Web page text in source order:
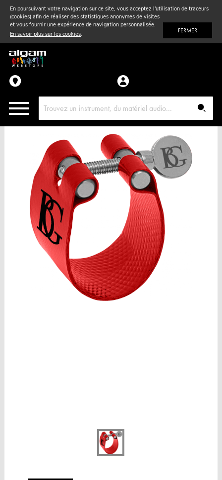
En poursuivant votre navigation sur ce site, vous acceptez l'utilisation de traceurs
(cookies) afin de réaliser des statistiques anonymes de visites
et vous fournir une expérience de navigation personnalisée.
En savoir plus sur les cookies. FERMER
Vent& Violon
Accessoires
Pièces détachées